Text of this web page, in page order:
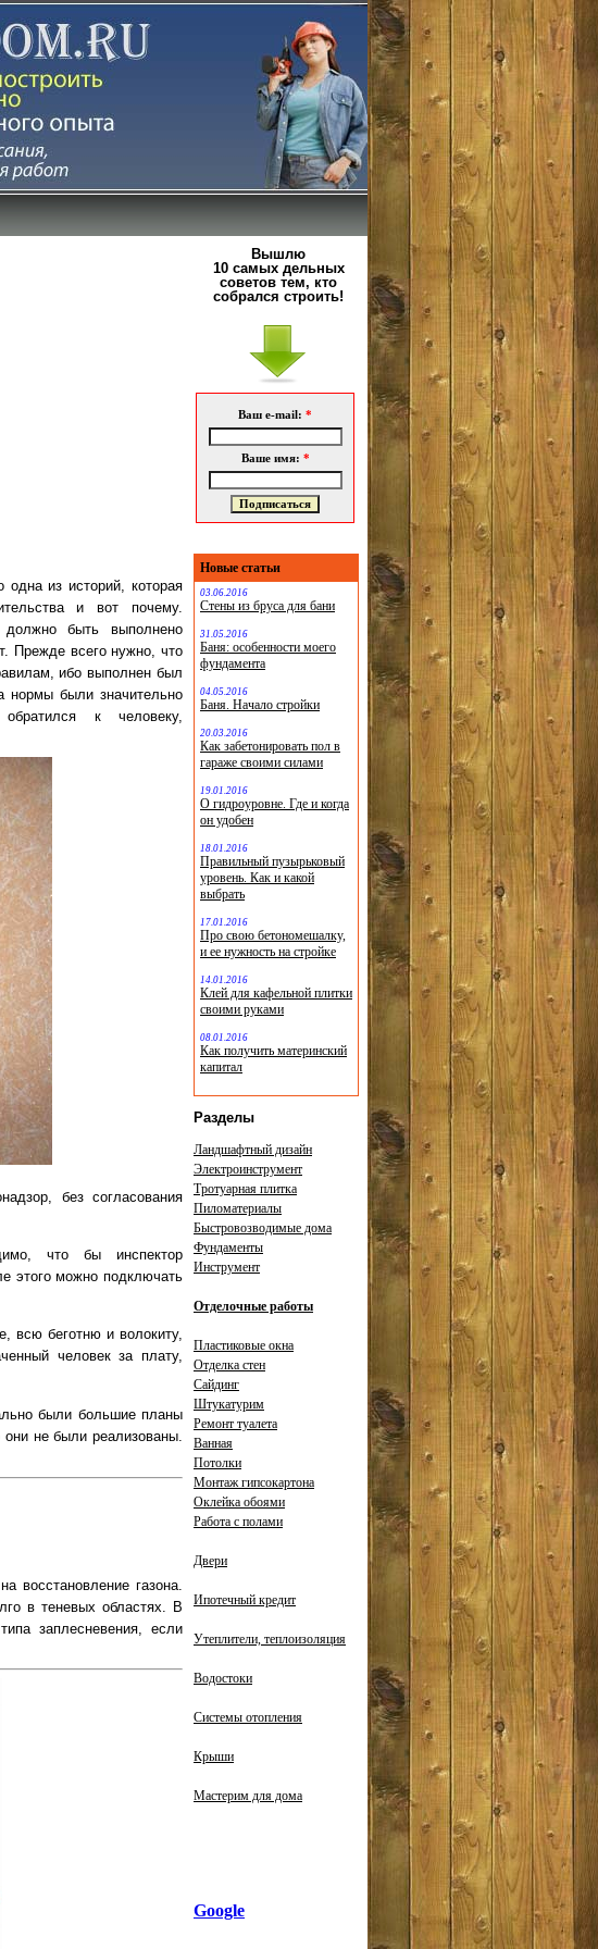
из историй, которая
и вот почему.
быть выполнено
Прежде всего нужно, что
ибо выполнен был
нормы были значительно
к человеку,
без согласования
что бы инспектор
этого можно подключать
всю беготню и волокиту,
человек за плату,
были большие планы
не были реализованы.
восстановление газона.
в теневых областях. В
заплесневения, если
Вышлю
10 самых дельных
советов тем, кто
собрался строить!
Ваш e-mail: *
Ваше имя: *
Новые статьи
03.06.2016
Стены из бруса для бани
31.05.2016
Баня: особенности моего
фундамента
04.05.2016
Баня. Начало стройки
20.03.2016
Как забетонировать пол в
гараже своими силами
19.01.2016
О гидроуровне. Где и когда
он удобен
18.01.2016
Правильный пузырьковый
уровень. Как и какой
выбрать
17.01.2016
Про свою бетономешалку,
и ее нужность на стройке
14.01.2016
Клей для кафельной плитки
своими руками
08.01.2016
Как получить материнский
капитал
Разделы
Ландшафтный дизайн
Электроинструмент
Тротуарная плитка
Пиломатериалы
Быстровозводимые дома
Фундаменты
Инструмент
Отделочные работы
Пластиковые окна
Отделка стен
Сайдинг
Штукатурим
Ремонт туалета
Ванная
Потолки
Монтаж гипсокартона
Оклейка обоями
Работа с полами
Двери
Ипотечный кредит
Утеплители, теплоизоляция
Водостоки
Системы отопления
Крыши
Мастерим для дома
Google